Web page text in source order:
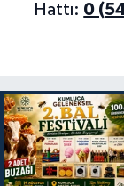
Hattı: 0